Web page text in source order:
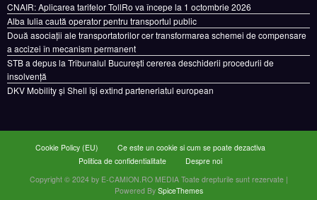
CNAIR: Aplicarea tarifelor TollRo va începe la 1 octombrie 2026
Alba Iulia caută operator pentru transportul public
Două asociații ale transportatorilor cer transformarea schemei de compensare
a accizei în mecanism permanent
STB a depus la Tribunalul București cererea deschiderii procedurii de
insolvență
DKV Mobility și Shell își extind parteneriatul european
Cookie Policy (EU)
Ce este un cookie si cum se poate dezactiva
Politica de confidentialitate
Despre noi
Copyright © 2024 by E-CAMION.RO MEDIA Toate drepturile sunt rezervate |
Powered By SpiceThemes